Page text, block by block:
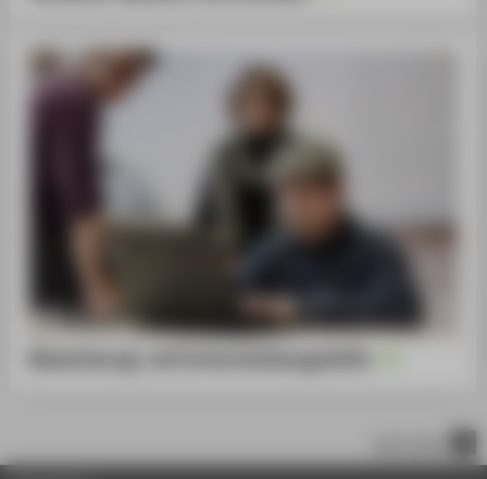
Bewerbung: mit Entscheidungshilfe